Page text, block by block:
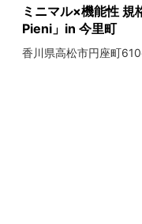
ミニマル×機能性 規
Pieni」in 今里町
香川県高松市円座町